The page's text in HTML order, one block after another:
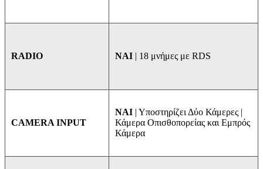
RADIO ΝΑΙ | 18 μνήμες με RDS
CAMERA INPUT
ΝΑΙ | Υποστηρίζει Δύο Κάμερες |
Κάμερα Οπισθοπορείας και Εμπρός
Κάμερα